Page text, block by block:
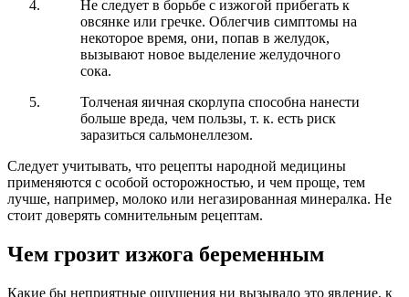
Не следует в борьбе с изжогой прибегать к
овсянке или гречке. Облегчив симптомы на
некоторое время, они, попав в желудок,
вызывают новое выделение желудочного
сока.
Толченая яичная скорлупа способна нанести
больше вреда, чем пользы, т. к. есть риск
заразиться сальмонеллезом.
Следует учитывать, что рецепты народной медицины
применяются с особой осторожностью, и чем проще, тем
лучше, например, молоко или негазированная минералка. Не
стоит доверять сомнительным рецептам.
Чем грозит изжога беременным
Какие бы неприятные ощущения ни вызывало это явление, к